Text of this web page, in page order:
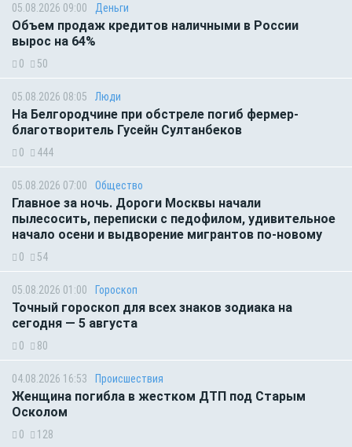
05.08.2026 09:00 Деньги
Объем продаж кредитов наличными в России
вырос на 64%
0 50
05.08.2026 08:05 Люди
На Белгородчине при обстреле погиб фермер-
благотворитель Гусейн Султанбеков
0 444
05.08.2026 07:00 Общество
Главное за ночь. Дороги Москвы начали
пылесосить, переписки с педофилом, удивительное
начало осени и выдворение мигрантов по-новому
0 54
05.08.2026 01:00 Гороскоп
Точный гороскоп для всех знаков зодиака на
сегодня — 5 августа
0 80
04.08.2026 16:53 Происшествия
Женщина погибла в жестком ДТП под Старым
Осколом
0 128